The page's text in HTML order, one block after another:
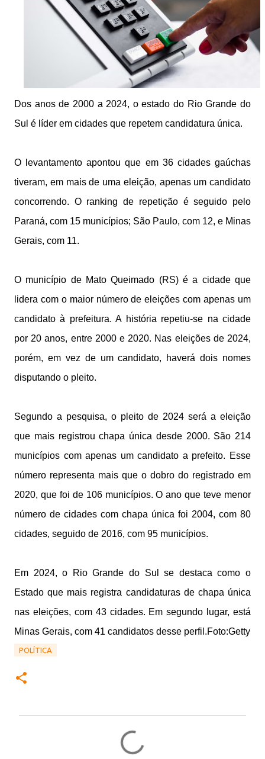
Dos anos de 2000 a 2024, o estado do Rio Grande do
Sul é líder em cidades que repetem candidatura única.
O levantamento apontou que em 36 cidades gaúchas
tiveram, em mais de uma eleição, apenas um candidato
concorrendo. O ranking de repetição é seguido pelo
Paraná, com 15 municípios; São Paulo, com 12, e Minas
Gerais, com 11.
O município de Mato Queimado (RS) é a cidade que
lidera com o maior número de eleições com apenas um
candidato à prefeitura. A história repetiu-se na cidade
por 20 anos, entre 2000 e 2020. Nas eleições de 2024,
porém, em vez de um candidato, haverá dois nomes
disputando o pleito.
Segundo a pesquisa, o pleito de 2024 será a eleição
que mais registrou chapa única desde 2000. São 214
municípios com apenas um candidato a prefeito. Esse
número representa mais que o dobro do registrado em
2020, que foi de 106 municípios. O ano que teve menor
número de cidades com chapa única foi 2004, com 80
cidades, seguido de 2016, com 95 municípios.
Em 2024, o Rio Grande do Sul se destaca como o
Estado que mais registra candidaturas de chapa única
nas eleições, com 43 cidades. Em segundo lugar, está
Minas Gerais, com 41 candidatos desse perfil.Foto:Getty
POLÍTICA